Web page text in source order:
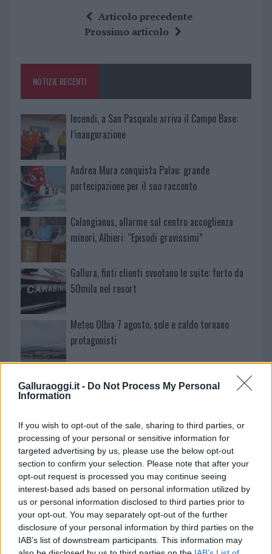
Galluraoggi.it - Do Not Process My Personal
Information
If you wish to opt-out of the sale, sharing to third parties, or
processing of your personal or sensitive information for
targeted advertising by us, please use the below opt-out
section to confirm your selection. Please note that after your
opt-out request is processed you may continue seeing
interest-based ads based on personal information utilized by
us or personal information disclosed to third parties prior to
your opt-out. You may separately opt-out of the further
disclosure of your personal information by third parties on the
IAB’s list of downstream participants. This information may
o
k
te
re
at
s
p
a
re
Articolo precedente
Prossimo articolo
NOTIZIE RECENTI
Incendi, a San Pasquale arriva il Campo Base:
l’inaugurazione
Andrea Mura conquista Palau: grande
partecipazione per il suo racconto
Calangianus, allarme sul centro accoglienza
minori, Albieri: “Episodi gravissimi”
Gallura, finti clienti svuotano le suite: furto da
50mila nel resort
Meteo Olbia 7 agosto, sole e caldo tornano
protagonisti
Test tunnel Olbia: rampe chiuse ancora fino a
fine agosto
Aggius conquista la classifica delle mete più
amate dell’estate 2026